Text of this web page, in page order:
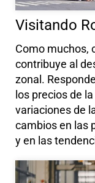
Visitando
Como muchos,
contribuye al
zonal.
los precios de
variaciones de
cambios en las
y en las